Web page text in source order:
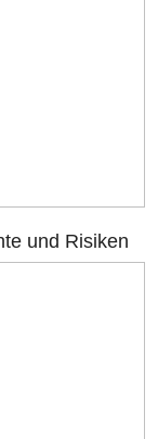
und Risiken